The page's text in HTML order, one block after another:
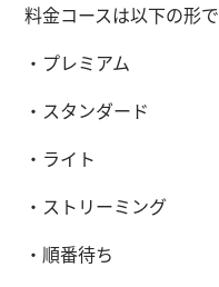
料金コースは以下の形
・プレミアム
・スタンダード
・ライト
・ストリーミング
・順番待ち